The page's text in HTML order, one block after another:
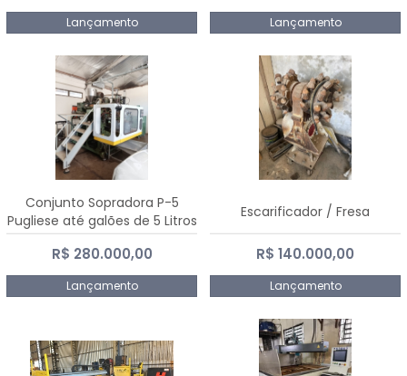
Lançamento Lançamento
Conjunto Sopradora P-5
Pugliese até galões de 5 Litros
R$ 280.000,00
Lançamento
Escarificador / Fresa
R$ 140.000,00
Lançamento